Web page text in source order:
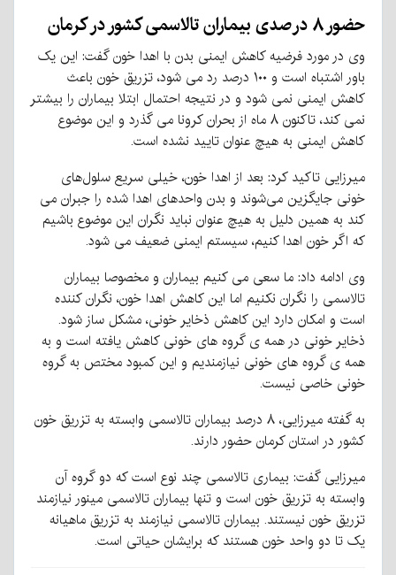
حضور ۸ درصدی بیماران تالاسمی کشور در کرمان
وی در مورد فرضیه کاهش ایمنی بدن با اهدا خون گفت: این یک
باور اشتباه است و ۱۰۰ درصد رد می شود، تزریق خون باعث
کاهش ایمنی نمی شود و در نتیجه احتمال ابتلا بیماران را بیشتر
نمی کند، تاکنون ۸ ماه از بحران کرونا می گذرد و این موضوع
کاهش ایمنی به هیچ عنوان تایید نشده است.
میرزایی تاکید کرد: بعد از اهدا خون، خیلی سریع سلول‌های
خونی جایگزین می‌شوند و بدن واحدهای اهدا شده را جبران می
کند به همین دلیل به هیچ عنوان نباید نگران این موضوع باشیم
که اگر خون اهدا کنیم، سیستم ایمنی ضعیف می شود.
وی ادامه داد: ما سعی می کنیم بیماران و مخصوصا بیماران
تالاسمی را نگران نکنیم اما این کاهش اهدا خون، نگران کننده
است و امکان دارد این کاهش ذخایر خونی، مشکل ساز شود.
ذخایر خونی در همه ی گروه های خونی کاهش یافته است و به
همه ی گروه های خونی نیازمندیم و این کمبود مختص به گروه
خونی خاصی نیست.
به گفته میرزایی، ۸ درصد بیماران تالاسمی وابسته به تزریق خون
کشور در استان کرمان حضور دارند.
میرزایی گفت: بیماری تالاسمی چند نوع است که دو گروه آن
وابسته به تزریق خون است و تنها بیماران تالاسمی مینور نیازمند
تزریق خون نیستند. بیماران تالاسمی نیازمند به تزریق ماهیانه
یک تا دو واحد خون هستند که برایشان حیاتی است.